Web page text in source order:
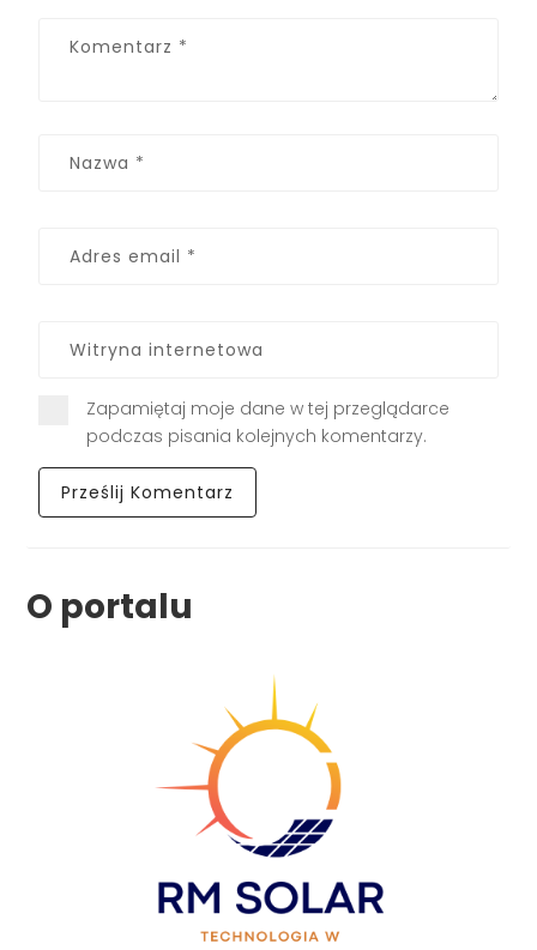
Zapamiętaj moje dane w tej przeglądarce
podczas pisania kolejnych komentarzy.
O portalu